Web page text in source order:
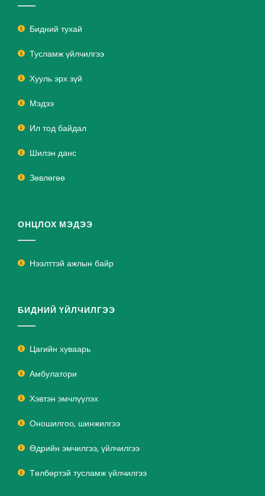
Бидний тухай
Тусламж үйлчилгээ
Хууль эрх зүй
Мэдээ
Ил тод байдал
Шилэн данс
Зөвлөгөө
ОНЦЛОХ МЭДЭЭ
Нээлттэй ажлын байр
БИДНИЙ ҮЙЛЧИЛГЭЭ
Цагийн хуваарь
Амбулатори
Хэвтэн эмчлүүлэх
Оношилгоо, шинжилгээ
Өдрийн эмчилгээ, үйлчилгээ
Төлбөртэй тусламж үйлчилгээ